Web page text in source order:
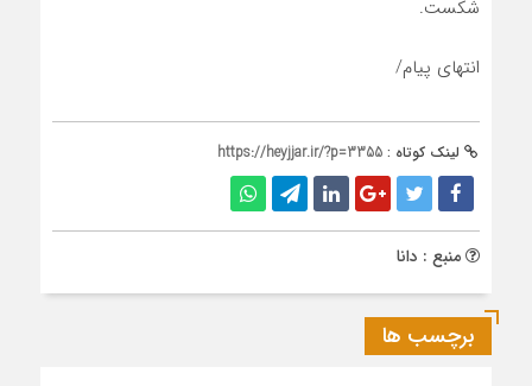
شکست.
انتهای پیام/
لینک کوتاه : https://heyjjar.ir/?p=3355
منبع : دانا
برچسب ها